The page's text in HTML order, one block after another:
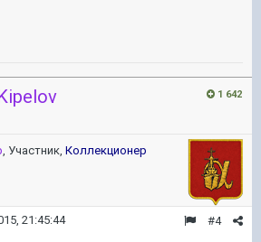
1 642
, Участник, Коллекционер
#4
21:45:44